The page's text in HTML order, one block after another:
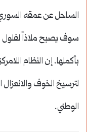
الساحل عن عمقه
سوف يصبح ملاذاً لفلول
بأكملها. إن النظام
لترسيخ الخوف والانعزال
الوطني.